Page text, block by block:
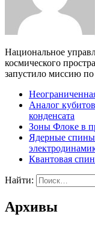
Национальное управление по аэронавтике и исследованию
космического
запустило миссию
Аналог
конденсата
Зоны Флоке в
Ядерные спины
Квантовая
Найти:
Архивы